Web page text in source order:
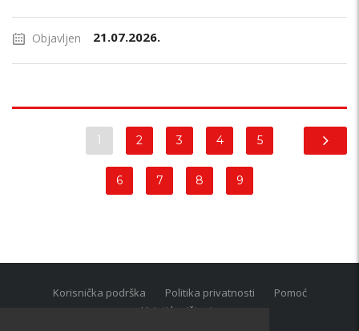
Objavljen 21.07.2026.
1 2 3 4 5
6 7 8 9
Korisnička podrška Politika privatnosti
Pomoć
Uvjeti korištenja